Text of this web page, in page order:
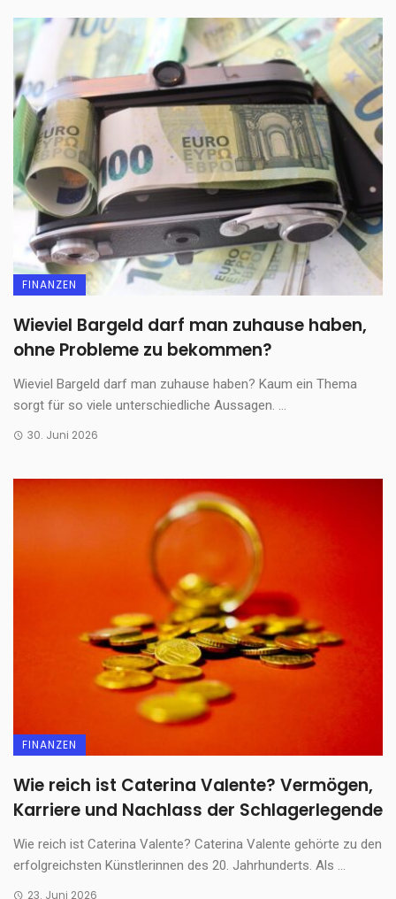
FINANZEN
Wieviel Bargeld darf man zuhause haben,
ohne Probleme zu bekommen?
Wieviel Bargeld darf man zuhause haben? Kaum ein Thema
sorgt für so viele unterschiedliche Aussagen. ...
30. Juni 2026
FINANZEN
Wie reich ist Caterina Valente? Vermögen,
Karriere und Nachlass der Schlagerlegende
Wie reich ist Caterina Valente? Caterina Valente gehörte zu den
erfolgreichsten Künstlerinnen des 20. Jahrhunderts. Als ...
23. Juni 2026